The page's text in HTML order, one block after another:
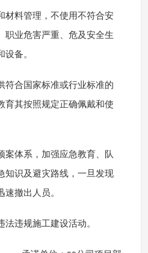
材料管理，不使用不符合安
职业危害严重、危及安全生
备。
符合国家标准或行业标准的
育其按照规定正确佩戴和使
案体系，加强应急教育、队
知识及避灾路线，一旦发现
撤出人员。
违规施工建设活动。